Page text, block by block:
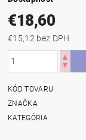
€18,60
€15,12 bez DPH
KÓD TOVARU
ZNAČKA
KATEGÓRIA